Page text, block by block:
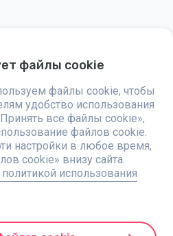
шведской компанией
на упрощение родительства для
по всему миру. Благодаря
с экспертами, были
приложения, которыми
человек. Preggers предлагает
персонализированные
для каждого этапа беременности.
новоиспеченных родителей
за новорожденными.
Preggers поддерживает различные
к инновациям и расширяет свои
файлы cookie
файлы cookie, чтобы
удобство использования
все файлы cookie»,
файлов cookie.
настройки в любое время,
cookie» внизу сайта.
использования